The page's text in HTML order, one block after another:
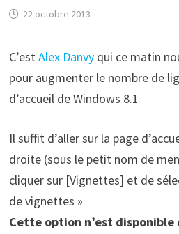
22 octobre 2013
C’estAlex Danvyqui ce matin
pour augmenter le nombre de
d’accueil de Windows 8.1
Il suffit d’aller sur la page
droite (sous le petit nom de
cliquer sur [Vignettes] et de
de vignettes »
Cette option n’est disponible